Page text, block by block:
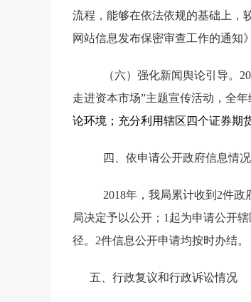
流程，能够在依法依规的基础上，
网站信息发布保密审查工作的通知
（六）强化新闻舆论引导。
走进资本市场”主题宣传活动，全
论环境；充分利用辖区四个证券期
四、依申请公开政府信息情况
2018年，我局累计收到 2件政
局决定予以公开； 1起为申请公开
径。 2件信息公开申请均按时办结。
五、行政复议和行政诉讼情况